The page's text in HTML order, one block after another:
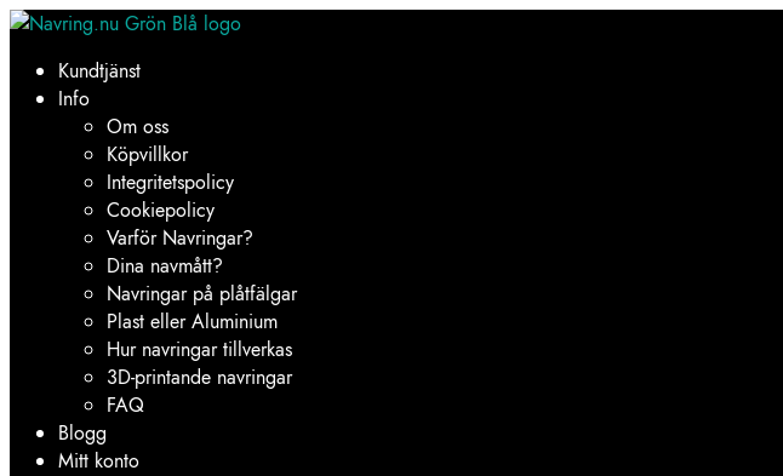
Hoppa
navigering
Hoppa
innehållKundtjänst
Info
Om oss
Köpvillkor
Integritetspolicy
Cookiepolicy
Varför Navringar?
Dina navmått?
Navringar på plåtfälgar
Plast eller Aluminium
Hur navringar tillverkas
3D-printande navringar
FAQ
Blogg
Mitt konto